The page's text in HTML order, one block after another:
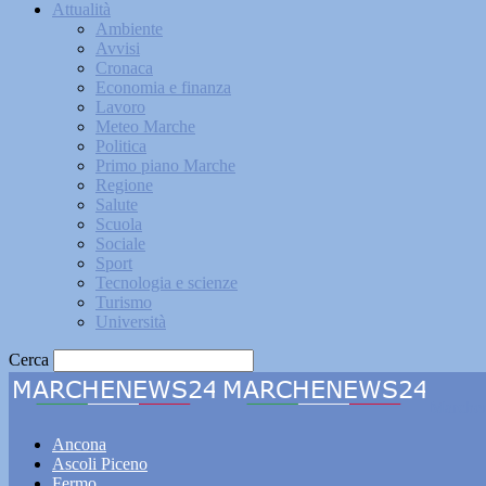
Attualità
Ambiente
Avvisi
Cronaca
Economia e finanza
Lavoro
Meteo Marche
Politica
Primo piano Marche
Regione
Salute
Scuola
Sociale
Sport
Tecnologia e scienze
Turismo
Università
Cerca
Ancona
Ascoli Piceno